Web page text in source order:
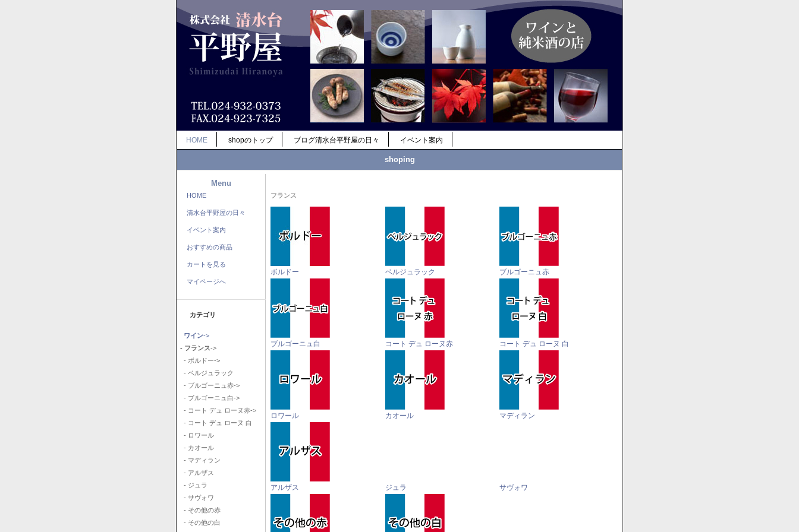
HOME shopのトップ ブログ清水台平野屋の日々 イベント案内
shoping
Menu
HOME
清水台平野屋の日々
イベント案内
おすすめの商品
カートを見る
マイページへ
カテゴリ
ワイン->
- フランス->
- ボルドー->
- ベルジュラック
- ブルゴーニュ赤->
- ブルゴーニュ白->
- コート デュ ローヌ赤->
- コート デュ ローヌ 白
- ロワール
- カオール
- マディラン
- アルザス
- ジュラ
- サヴォワ
- その他の赤
- その他の白
フランス
ボルドー ベルジュラック ブルゴーニュ赤
ブルゴーニュ白 コート デュ ローヌ赤 コート デュ ローヌ 白
ロワール カオール マディラン
アルザス ジュラ サヴォワ